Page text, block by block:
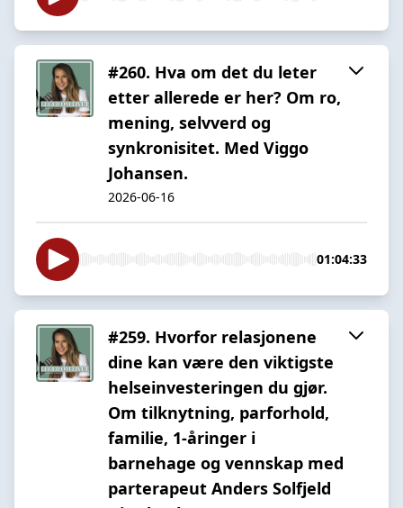
#260. Hva om det du leter
etter allerede er her? Om ro,
mening, selvverd og
synkronisitet. Med Viggo
Johansen.
2026-06-16
01:04:33
#259. Hvorfor relasjonene
dine kan være den viktigste
helseinvesteringen du gjør.
Om tilknytning, parforhold,
familie, 1-åringer i
barnehage og vennskap med
parterapeut Anders Solfjeld